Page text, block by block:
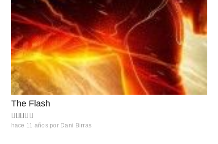
The Flash
hace 11 años por Dani Birras